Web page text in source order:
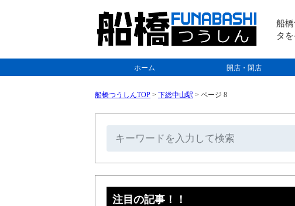
船
タ
ホーム 開店・閉店
船橋つうしんTOP > 下総中山駅 > ページ 8
注目の記事！！